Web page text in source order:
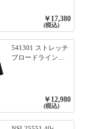
ワンピース 79ネイ
￥17,380
(税込)
541301 ストレッチ
ブロードライン入
リブプルオーバー
79ネイビー
￥12,980
(税込)